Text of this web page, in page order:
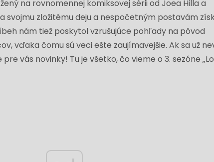
na rovnomennej komiksovej sérii od Joea Hilla a
svojmu zložitému deju a nespočetným postavám
nám tiež poskytol vzrušujúce pohľady na pôvod
vďaka čomu sú veci ešte zaujímavejšie. Ak sa už
vás novinky! Tu je všetko, čo vieme o 3. sezóne